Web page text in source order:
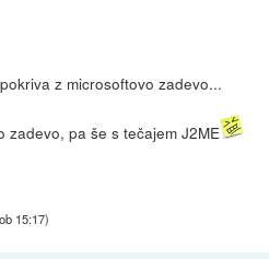
z microsoftovo zadevo...
zadevo, pa še s tečajem J2ME
15:17)